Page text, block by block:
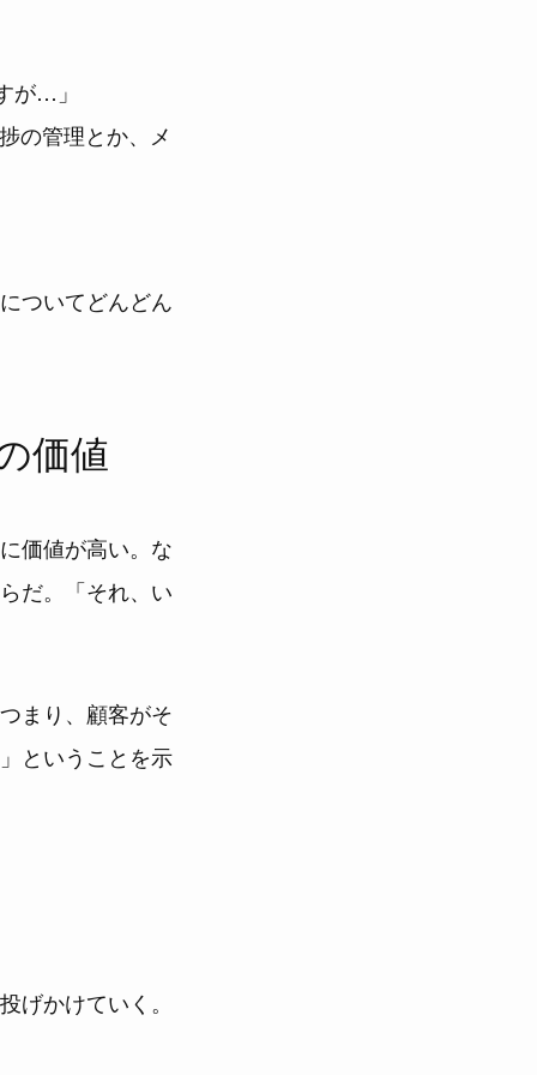
が…」
の管理とか、メ
ついてどんどん
価値
価値が高い。な
だ。「それ、い
まり、顧客がそ
ということを示
げかけていく。